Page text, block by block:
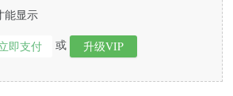
能显示
即支付 或 升级VIP